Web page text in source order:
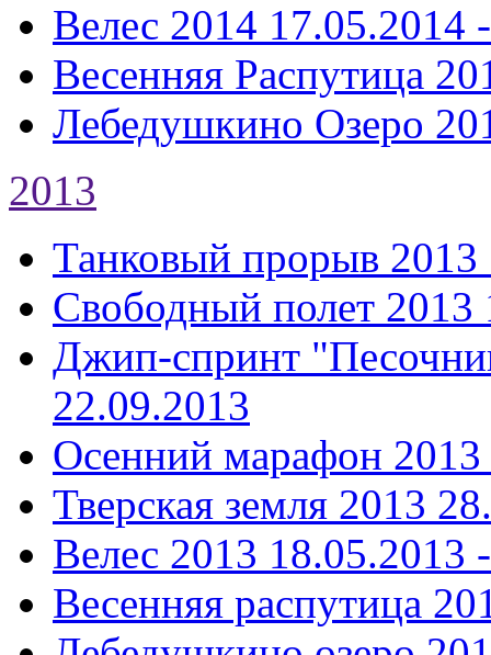
Велес 2014 17.05.2014
Весенняя Распутица
Лебедушкино Озеро
2013
Танковый прорыв 2013
Свободный полет 2013
Джип-спринт
22.09.2013
Осенний марафон 2013
Тверская земля 2013
Велес 2013 18.05.2013
Весенняя распутица